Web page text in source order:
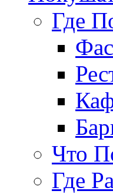
Где
Что
Где